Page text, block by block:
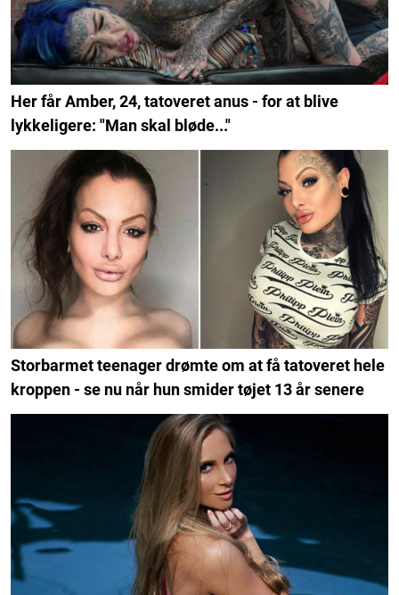
Her får Amber, 24, tatoveret anus - for at blive
lykkeligere: "Man skal bløde..."
Storbarmet teenager drømte om at få tatoveret hele
kroppen - se nu når hun smider tøjet 13 år senere